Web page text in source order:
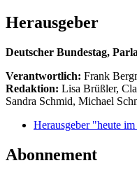
Herausgeber
Deutscher Bundestag,
Verantwortlich: Frank
Redaktion: Lisa Brüßler,
Sandra Schmid, Michael
Herausgeber "heute
Abonnement